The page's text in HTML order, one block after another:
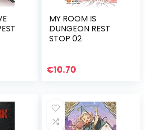
MY ROOM IS
DUNGEON REST
STOP 02
€10.70